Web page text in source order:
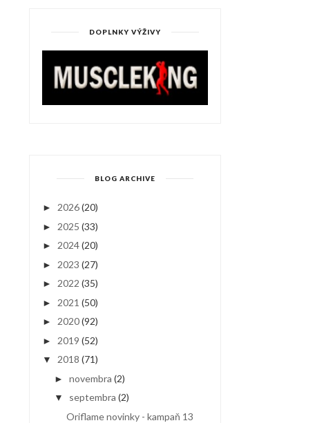
DOPLNKY VÝŽIVY
BLOG ARCHIVE
► 2026(20)
► 2025 (33)
► 2024(20)
► 2023 (27)
► 2022 (35)
► 2021 (50)
► 2020(92)
► 2019 (52)
▼ 2018 (71)
► novembra (2)
▼ septembra (2)
Oriflame novinky - kampaň 13